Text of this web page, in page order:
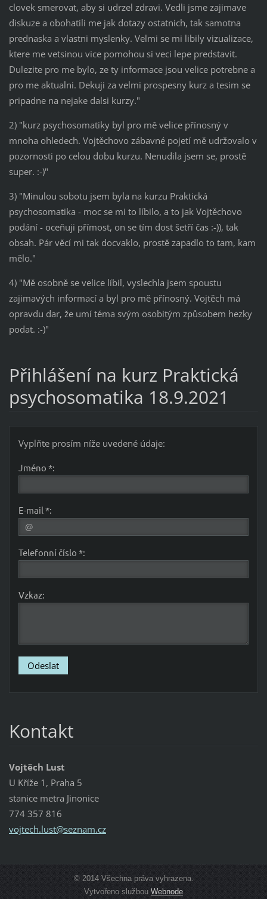
clovek smerovat, aby si udrzel zdravi. Vedli jsme zajimave
diskuze a obohatili me jak dotazy ostatnich, tak samotna
prednaska a vlastni myslenky. Velmi se mi libily vizualizace,
ktere me vetsinou vice pomohou si veci lepe predstavit.
Dulezite pro me bylo, ze ty informace jsou velice potrebne a
pro me aktualni. Dekuji za velmi prospesny kurz a tesim se
pripadne na nejake dalsi kurzy."
2) "kurz psychosomatiky byl pro mě velice přínosný v
mnoha ohledech. Vojtěchovo zábavné pojetí mě udržovalo v
pozornosti po celou dobu kurzu. Nenudila jsem se, prostě
super. :-)"
3) "Minulou sobotu jsem byla na kurzu Praktická
psychosomatika - moc se mi to líbilo, a to jak Vojtěchovo
podání - oceňuji přímost, on se tím dost šetří čas :-)), tak
obsah. Pár věcí mi tak docvaklo, prostě zapadlo to tam, kam
mělo."
4) "Mě osobně se velice líbil, vyslechla jsem spoustu
zajimavých informací a byl pro mě přínosný. Vojtěch má
opravdu dar, že umí téma svým osobitým způsobem hezky
podat. :-)"
Přihlášení na kurz Praktická
psychosomatika 18.9.2021
Vyplňte prosím níže uvedené údaje:
Jméno *:
E-mail *:
Telefonní číslo *:
Vzkaz:
Kontakt
Vojtěch Lust
U Kříže 1, Praha 5
stanice metra Jinonice
774 357 816
vojtech.lust@seznam.cz
© 2014 Všechna práva vyhrazena.
Vytvořeno službouWebnode